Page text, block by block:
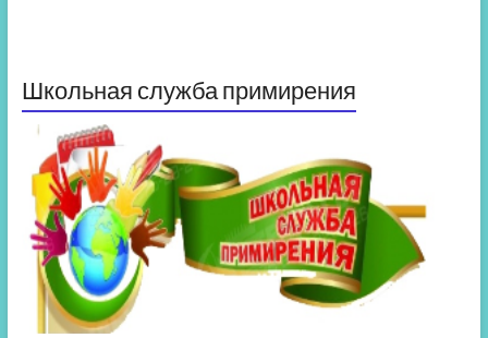
Школьная служба примирения